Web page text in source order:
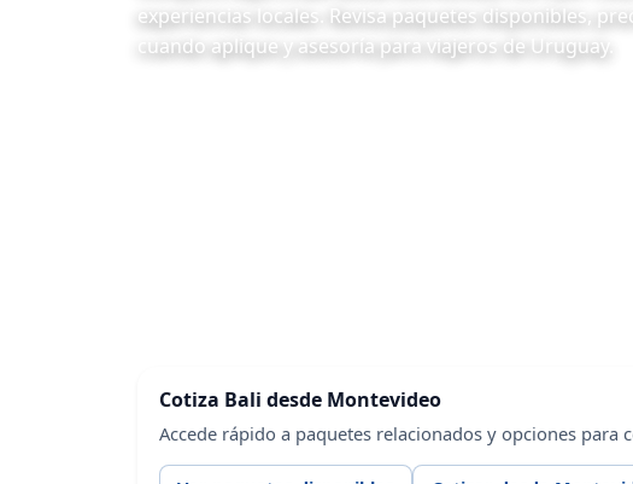
experiencias locales. Revisa paquetes disponibles,
cuando aplique y asesoría para viajeros de Uruguay.
Cotiza Bali desde Montevideo
Accede rápido a paquetes relacionados y opciones para